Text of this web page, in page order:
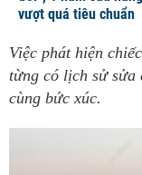
vượt quá tiêu chuẩn
Việc phát hiện
từng có lịch sử sửa
cùng bức xúc.